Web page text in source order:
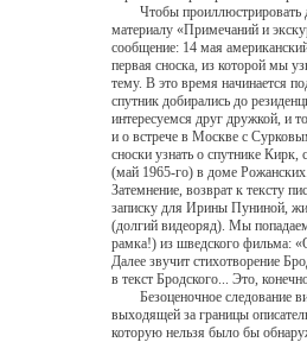
Чтобы проиллюстрировать
материалу «Примечаний и
сообщение: 14 мая
первая сноска, из которой мы
тему. В это время начинается
спутник добирались до
интересуемся друг дружкой, и
и о встрече в Москве с
сноски узнать о спутнике
(май 1965-го) в доме
Затемнение, возврат к тексту
записку для Ирины Пуниной,
(долгий видеоряд). Мы
рамка!) из шведского фильма:
Далее звучит стихотворение
в текст Бродского... Это,
Безоценочное следование
выходящей за границы
которую нельзя было бы